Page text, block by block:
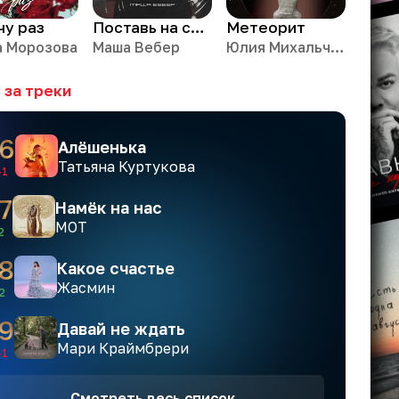
раз
Морозова
Поставь на стоп
Маша Вебер
Метеорит
Юлия Михальчик
за треки
Алёшенька
Татьяна Куртукова
Намёк на нас
МОТ
Какое счастье
Жасмин
Давай не ждать
Мари Краймбрери